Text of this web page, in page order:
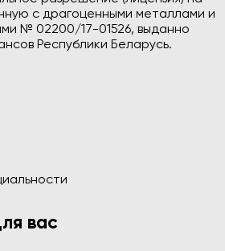
с драгоценными металлами и
№ 02200/17-01526, выданно
Республики Беларусь.
вас